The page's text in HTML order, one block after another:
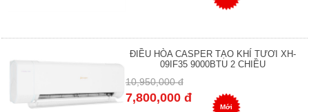
ĐIỀU HÒA CASPER TẠO KHÍ TƯƠI XH-
09IF35 9000BTU 2 CHIỀU
10,950,000 đ
7,800,000 đ
Mới